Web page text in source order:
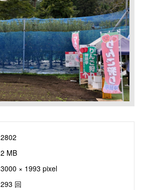
2802
2 MB
3000 × 1993 pixel
293 回